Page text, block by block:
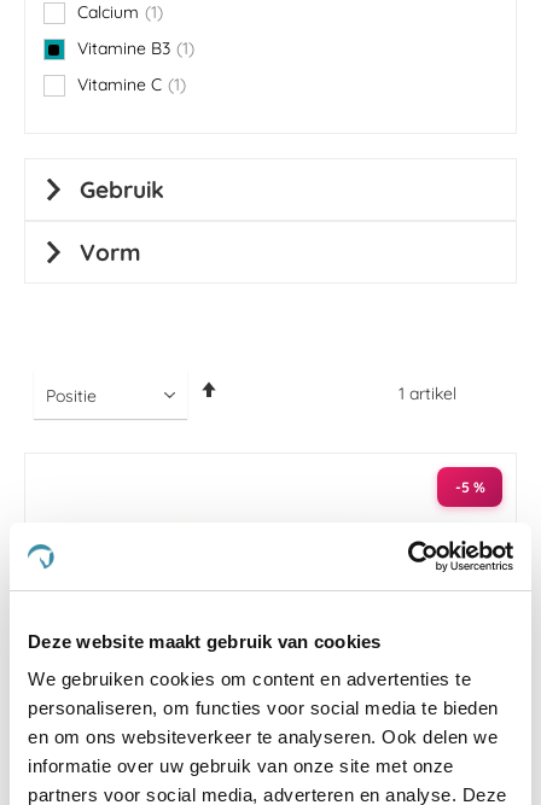
Deze website maakt gebruik van cookies
We gebruiken cookies om content en advertenties te
personaliseren, om functies voor social media te bieden
en om ons websiteverkeer te analyseren. Ook delen we
informatie over uw gebruik van onze site met onze
partners voor social media, adverteren en analyse. Deze
1 artikel
-5 %
Calcium
1
item
Vitamine B3 1
item
Vitamine C 1
item
Gebruik
Vorm